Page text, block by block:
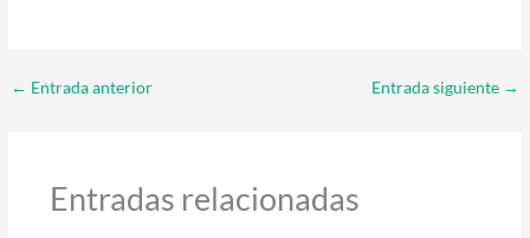
← Entrada anterior Entrada siguiente →
Entradas relacionadas